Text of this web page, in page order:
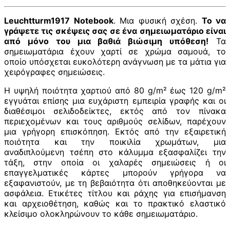
Leuchtturm1917 Notebook. Μια φυσική σχέση. Το να
γράψετε τις σκέψεις σας σε ένα σημειωματάριο είναι
από μόνο του μια βαθιά βιώσιμη υπόθεση! Τα
σημειωματάρια έχουν χαρτί σε χρώμα σαμουά, το
οποίο υπόσχεται ευκολότερη ανάγνωση με τα μάτια για
χειρόγραφες σημειώσεις.
Η υψηλή ποιότητα χαρτιού από 80 g/m² έως 120 g/m²
εγγυάται επίσης μια ευχάριστη εμπειρία γραφής και οι
διαθέσιμοι σελιδοδείκτες, εκτός από τον πίνακα
περιεχομένων και τους αριθμούς σελίδων, παρέχουν
μια γρήγορη επισκόπηση. Εκτός από την εξαιρετική
ποιότητα και την ποικιλία χρωμάτων, μια
αναδιπλούμενη τσέπη στο κάλυμμα εξασφαλίζει την
τάξη, στην οποία οι χαλαρές σημειώσεις ή οι
επαγγελματικές κάρτες μπορούν γρήγορα να
εξαφανιστούν, με τη βεβαιότητα ότι αποθηκεύονται με
ασφάλεια. Ετικέτες τίτλου και ράχης για επισήμανση
και αρχειοθέτηση, καθώς και το πρακτικό ελαστικό
κλείσιμο ολοκληρώνουν το κάθε σημειωματάριο.